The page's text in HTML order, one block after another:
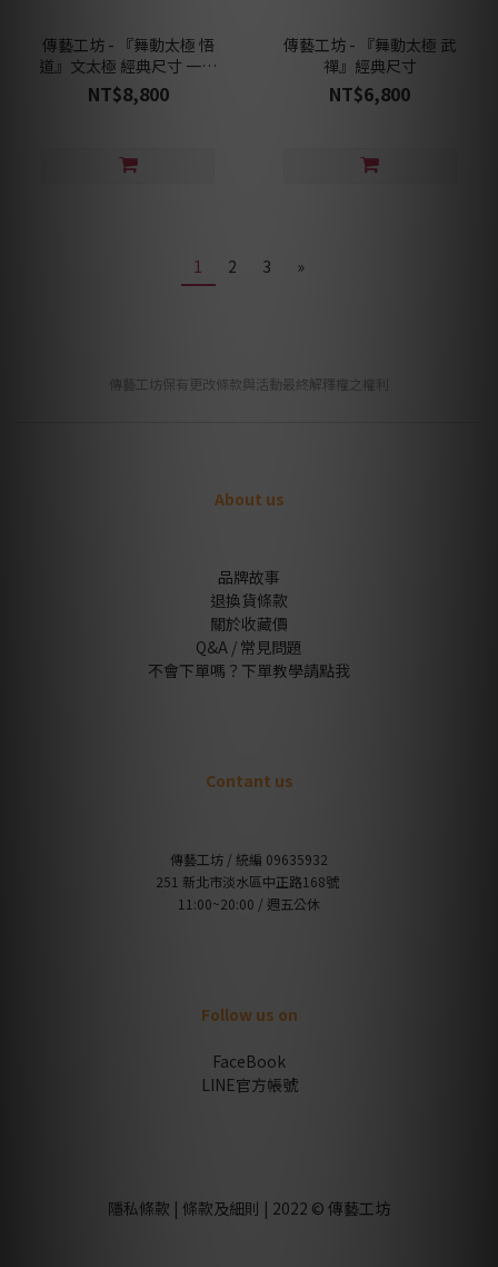
傳藝工坊 - 『舞動太極 悟
道』文太極 經典尺寸 一對
收藏
NT$8,800
傳藝工坊 - 『舞動太極 武
禪』經典尺寸
NT$6,800
1 2 3 »
傳藝工坊保有更改條款與活動最終解釋權之權利
About us
品牌故事
退換貨條款
關於收藏價
Q&A / 常見問題
不會下單嗎？下單教學請點我
Contant us
傳藝工坊 / 統編 09635932
251 新北市淡水區中正路168號
11:00~20:00 / 週五公休
Follow us on
FaceBook
LINE官方帳號
隱私條款 | 條款及細則 | 2022 © 傳藝工坊